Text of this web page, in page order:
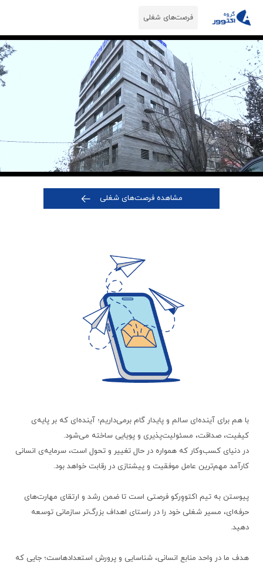
فرصت‌های شغلی
مشاهده فرصت‌های شغلی
با هم برای آینده‌ای سالم و پایدار گام برمی‌داریم؛ آینده‌ای که بر پایه‌ی
در دنیای کسب‌وکار که همواره در حال تغییر و تحول است، سرمایه‌ی انسانی
پیوستن به تیم اکتووِرکو فرصتی است تا ضمن رشد و ارتقای مهارت‌های
حرفه‌ای، مسیر شغلی خود را در راستای اهداف بزرگ‌تر سازمانی توسعه
هدف ما در واحد منابع انسانی، شناسایی و پرورش استعدادهاست؛ جایی که